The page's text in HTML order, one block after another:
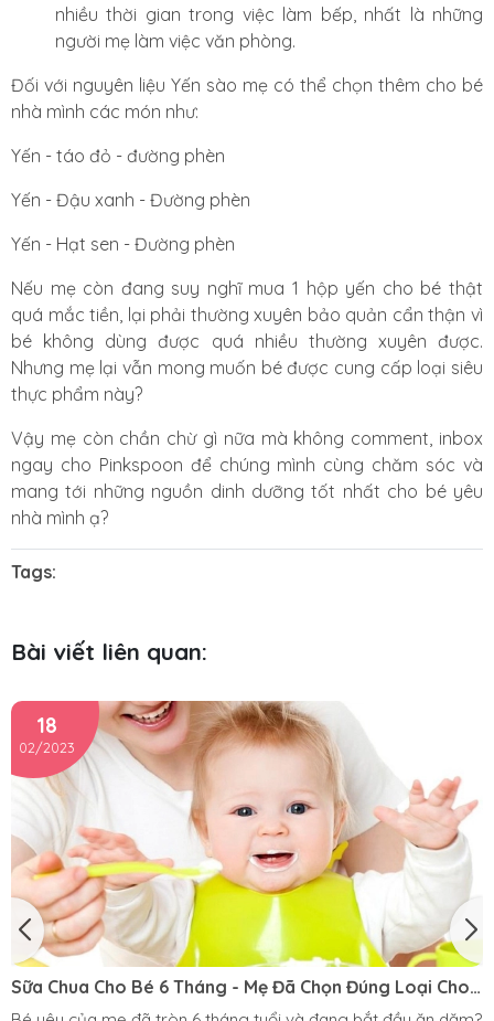
nhiều thời gian trong việc làm bếp, nhất là những
người mẹ làm việc văn phòng.
Đối với nguyên liệu Yến sào mẹ có thể chọn thêm cho bé
nhà mình các món như:
Yến - táo đỏ - đường phèn
Yến - Đậu xanh - Đường phèn
Yến - Hạt sen - Đường phèn
Nếu mẹ còn đang suy nghĩ mua 1 hộp yến cho bé thật
quá mắc tiền, lại phải thường xuyên bảo quản cẩn thận vì
bé không dùng được quá nhiều thường xuyên được.
Nhưng mẹ lại vẫn mong muốn bé được cung cấp loại siêu
thực phẩm này?
Vậy mẹ còn chần chừ gì nữa mà không comment, inbox
ngay cho Pinkspoon để chúng mình cùng chăm sóc và
mang tới những nguồn dinh dưỡng tốt nhất cho bé yêu
nhà mình ạ?
Tags:
Bài viết liên quan:
18
02/2023
Sữa Chua Cho Bé 6 Tháng - Mẹ Đã Chọn Đúng Loại Cho
Bé Chưa?